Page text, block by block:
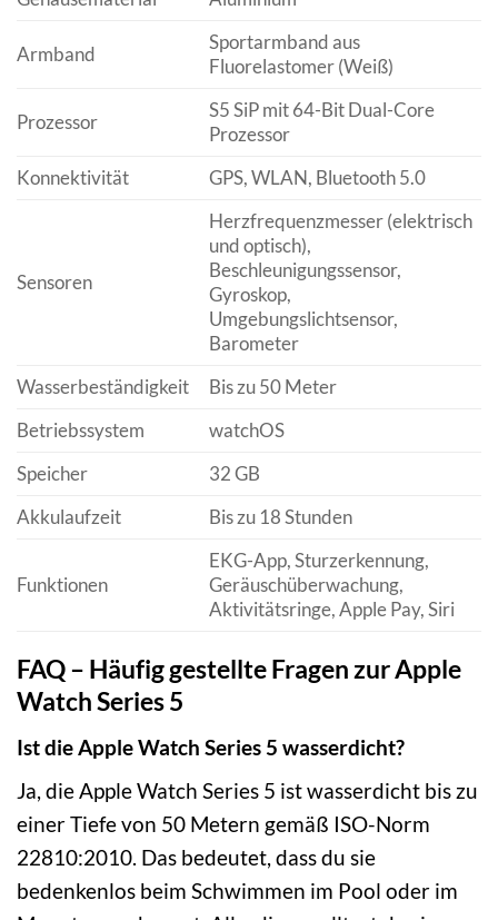
Armband
Sportarmband aus
Fluorelastomer (Weiß)
Prozessor
S5 SiP mit 64-Bit Dual-Core
Prozessor
Konnektivität
GPS, WLAN, Bluetooth 5.0
Sensoren
Herzfrequenzmesser (elektrisch
und optisch),
Beschleunigungssensor,
Gyroskop,
Umgebungslichtsensor,
Barometer
Wasserbeständigkeit
Bis zu 50 Meter
Betriebssystem
watchOS
Speicher
32 GB
Akkulaufzeit
Bis zu 18 Stunden
Funktionen
EKG-App, Sturzerkennung,
Geräuschüberwachung,
Aktivitätsringe, Apple Pay, Siri
FAQ – Häufig gestellte Fragen zur Apple
Watch Series 5
Ist die Apple Watch Series 5 wasserdicht?
Ja, die Apple Watch Series 5 ist wasserdicht bis zu
einer Tiefe von 50 Metern gemäß ISO-Norm
22810:2010. Das bedeutet, dass du sie
bedenkenlos beim Schwimmen im Pool oder im